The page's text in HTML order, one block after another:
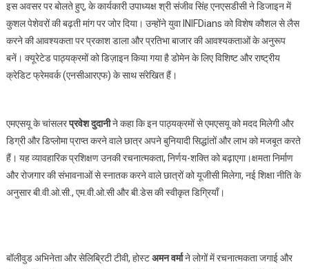
इस अवसर पर बोलते हुए, के कार्यकारी उपाध्यक्ष श्री संजीव सिंह एनएसडीसी ने डिजाइन में
कुशल पेशेवरों की बढ़ती मांग पर जोर दिया। उन्होंने युवा INIFDians को विशेष कौशल से लैस
करने की आवश्यकता पर प्रकाश डाला और प्रतिभा बाजार की आवश्यकताओं के अनुरूप
बनें। क्यूरेटेड पाठ्यक्रमों को डिज़ाइन किया गया है डोमेन के लिए विशिष्ट और राष्ट्रीय
क्रेडिट फ्रेमवर्क (एनसीआरएफ) के साथ संरेखित हैं।
एमएसयू के चांसलरप्रवेश दुदानीने कहा कि इन पाठ्यक्रमों से एमएसयू को मदद मिलेगी और
डिग्री और डिप्लोमा प्राप्त करने वाले छात्र अपने बुनियादी सिद्धांतों और लाभ को मजबूत करते
हैं। यह व्यावहारिक प्रशिक्षण उनकी रचनात्मकता, निर्णय-शक्ति को बढ़ाएगा।क्षमता निर्माण
और रोजगार की संभावनाओं से स्नातक करने वाले छात्रों को यूजीसी मिलेगा, नई शिक्षा नीति के
अनुसार बी.वी.ओ.सी., एम.वी.ओ.सी और बी.डेस की स्वीकृत डिग्रियाँ।
बॉलीवुड अभिनेता और सेलिब्रिटी टीवी, होस्टअमन वर्माने लोगों में रचनात्मकता जगाई और